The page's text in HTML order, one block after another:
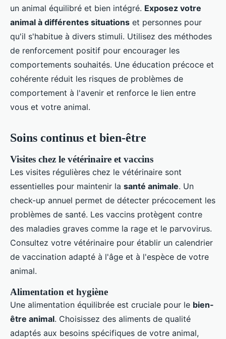
un animal équilibré et bien intégré. Exposez votre
animal à différentes situations et personnes pour
qu'il s'habitue à divers stimuli. Utilisez des méthodes
de renforcement positif pour encourager les
comportements souhaités. Une éducation précoce et
cohérente réduit les risques de problèmes de
comportement à l'avenir et renforce le lien entre
vous et votre animal.
Soins continus et bien-être
Visites chez le vétérinaire et vaccins
Les visites régulières chez le vétérinaire sont
essentielles pour maintenir la santé animale. Un
check-up annuel permet de détecter précocement les
problèmes de santé. Les vaccins protègent contre
des maladies graves comme la rage et le parvovirus.
Consultez votre vétérinaire pour établir un calendrier
de vaccination adapté à l'âge et à l'espèce de votre
animal.
Alimentation et hygiène
Une alimentation équilibrée est cruciale pour le bien-
être animal. Choisissez des aliments de qualité
adaptés aux besoins spécifiques de votre animal,